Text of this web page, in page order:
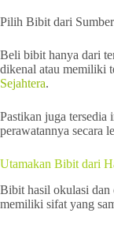
Pilih Bibit dari
Beli bibit hanya dari
dikenal atau memiliki
Sejahtera.
Pastikan juga tersedia
perawatannya secara
Utamakan Bibit dari
Bibit hasil okulasi dan
memiliki sifat yang